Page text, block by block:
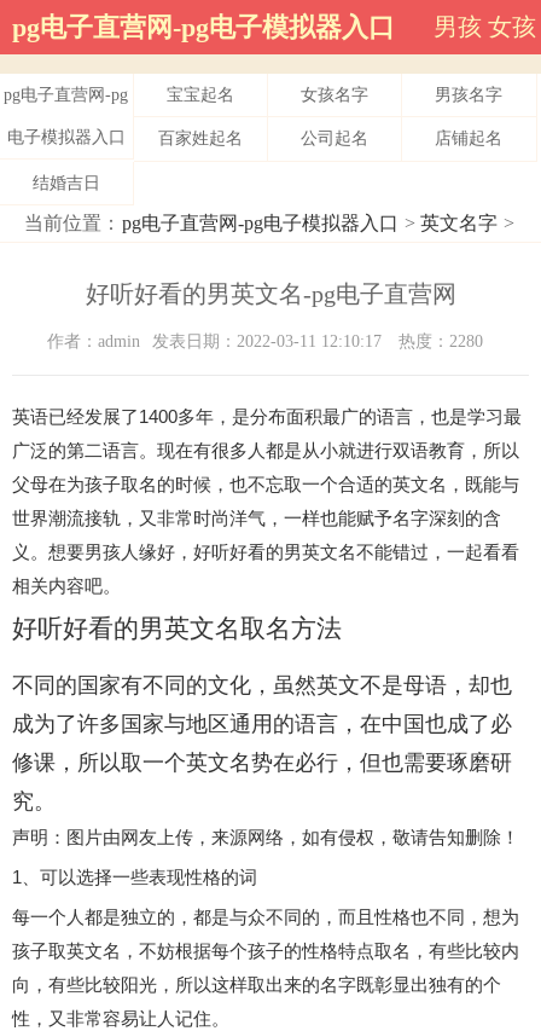
pg电子直营网-pg电子模拟器入口 男孩 女孩
pg电子直营网-pg
电子模拟器入口
宝宝起名 女孩名字 男孩名字
百家姓起名 公司起名 店铺起名
结婚吉日
当前位置： pg电子直营网-pg电子模拟器入口 > 英文名字 >
好听好看的男英文名-pg电子直营网
作者：admin 发表日期：2022-03-11 12:10:17 热度：2280
英语已经发展了1400多年，是分布面积最广的语言，也是学习最
广泛的第二语言。现在有很多人都是从小就进行双语教育，所以
父母在为孩子取名的时候，也不忘取一个合适的英文名，既能与
世界潮流接轨，又非常时尚洋气，一样也能赋予名字深刻的含
义。想要男孩人缘好，好听好看的男英文名不能错过，一起看看
相关内容吧。
好听好看的男英文名取名方法
不同的国家有不同的文化，虽然英文不是母语，却也
成为了许多国家与地区通用的语言，在中国也成了必
修课，所以取一个英文名势在必行，但也需要琢磨研
究。
声明：图片由网友上传，来源网络，如有侵权，敬请告知删除！
1、可以选择一些表现性格的词
每一个人都是独立的，都是与众不同的，而且性格也不同，想为
孩子取英文名，不妨根据每个孩子的性格特点取名，有些比较内
向，有些比较阳光，所以这样取出来的名字既彰显出独有的个
性，又非常容易让人记住。